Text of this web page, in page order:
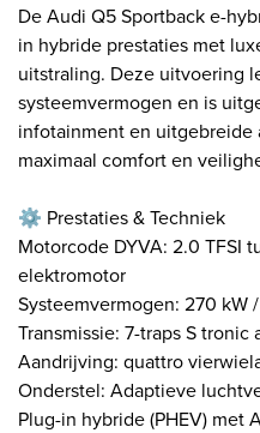
De Audi Q5 Sportback e-
in hybride prestaties met
uitstraling. Deze uitvoering
systeemvermogen en is
infotainment en uitgebreide
maximaal comfort en
⚙️ Prestaties & Techniek
Motorcode DYVA: 2.0 TFSI
elektromotor
Systeemvermogen: 270 kW
Transmissie: 7-traps S tronic
Aandrijving: quattro
Onderstel: Adaptieve
Plug-in hybride (PHEV) met